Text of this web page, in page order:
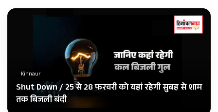
Kinnaur
Shut Down / 25 से 28 फरवरी को यहां रहेगी सुबह से शाम
तक बिजली बंदी